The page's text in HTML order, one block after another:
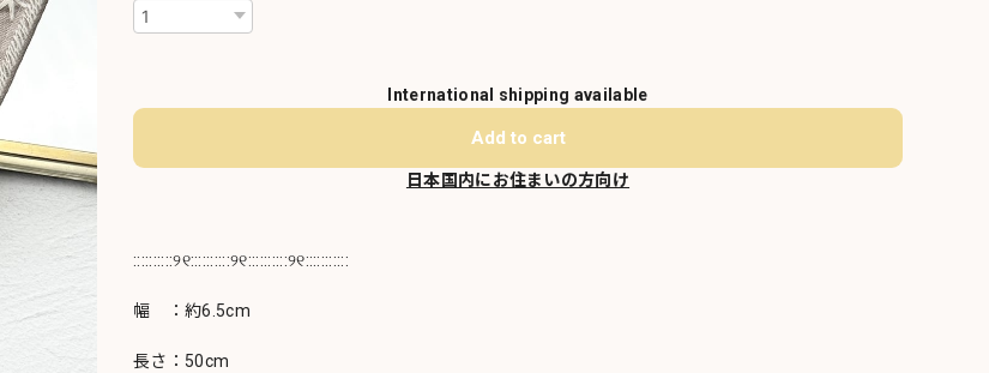
International shipping available
Add to cart
日本国内にお住まいの方向け
::::::::::୨୧::::::::::୨୧::::::::::୨୧:::::::::::
幅 ：約6.5cm
長さ：50cm